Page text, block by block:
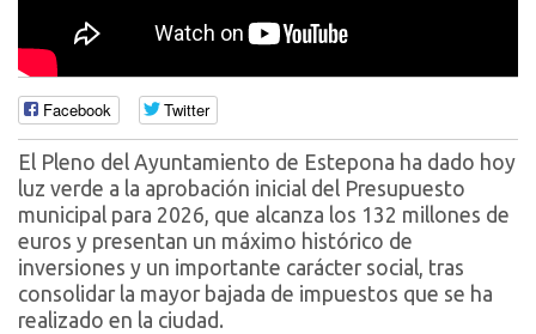
Facebook Twitter
El Pleno del Ayuntamiento de Estepona ha dado hoy
luz verde a la aprobación inicial del Presupuesto
municipal para 2026, que alcanza los 132 millones de
euros y presentan un máximo histórico de
inversiones y un importante carácter social, tras
consolidar la mayor bajada de impuestos que se ha
realizado en la ciudad.